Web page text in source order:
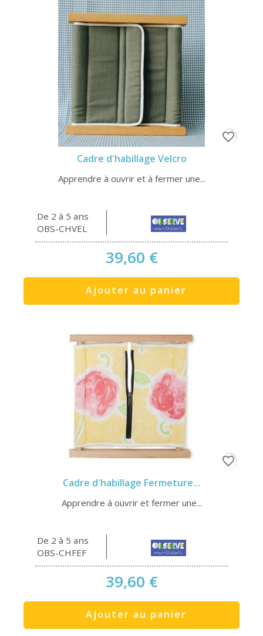
Cadre d'habillage Velcro
Apprendre à ouvrir et à fermer une...
De 2 à 5 ans
OBS-CHVEL
39,60 €
Ajouter au panier
favorite_border
Cadre d'habillage Fermeture...
Apprendre à ouvrir et fermer une...
De 2 à 5 ans
OBS-CHFEF
39,60 €
Ajouter au panier
favorite_border